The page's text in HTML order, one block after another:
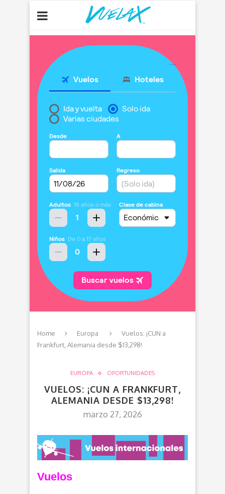
Home Europa
Vuelos: ¡CUN a
Frankfurt, Alemania desde $13,298!
EUROPA OPORTUNIDADES
VUELOS: ¡CUN A FRANKFURT,
ALEMANIA DESDE $13,298!
marzo 27, 2026
Vuelos